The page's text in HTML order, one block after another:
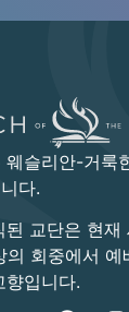
웨슬리안-거룩
다.
된 교단은 현재
회중에서 예
향입니다.